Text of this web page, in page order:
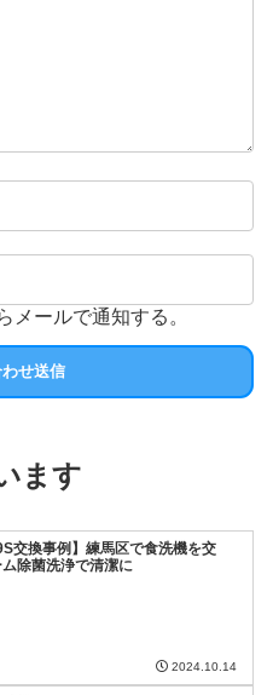
メールで通知する。
ます
交換事例】練馬区で食洗機を交
除菌洗浄で清潔に
2024.10.14